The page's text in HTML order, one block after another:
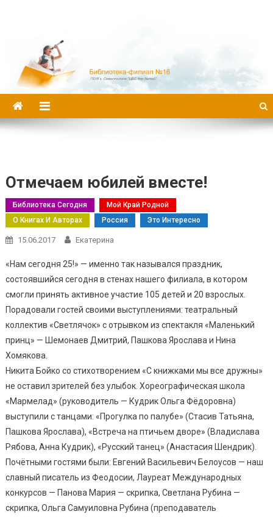
Отмечаем юбилей вместе!
Библиотека Сегодня
Мой Край Родной
О Книгах И Авторах
Россия Это Интересно
15.06.2017 Екатерина
«Нам сегодня 25!» — именно так назывался праздник,
состоявшийся сегодня в стенах нашего филиала, в котором
смогли принять активное участие 105 детей и 20 взрослых.
Порадовали гостей своими выступлениями: театральный
коллектив «Светлячок» с отрывком из спектакля «Маленький
принц» — Шемонаев Дмитрий, Пашкова Ярослава и Нина
Хомякова.
Никита Бойко со стихотворением «С книжками мы все дружны»
не оставил зрителей без улыбок. Хореографическая школа
«Мармелад» (руководитель — Кудрик Ольга Фёдоровна)
выступили с танцами: «Прогулка по палубе» (Стасив Татьяна,
Пашкова Ярослава), «Встреча на птичьем дворе» (Владислава
Рябова, Анна Кудрик), «Русский танец» (Анастасия Шендрик).
Почётными гостями были: Евгений Васильевич Белоусов — наш
славный писатель из Феодосии, Лауреат Международных
конкурсов — Панова Мария — скрипка, Светлана Рубина —
скрипка, Ольга Самуиловна Рубина (преподаватель